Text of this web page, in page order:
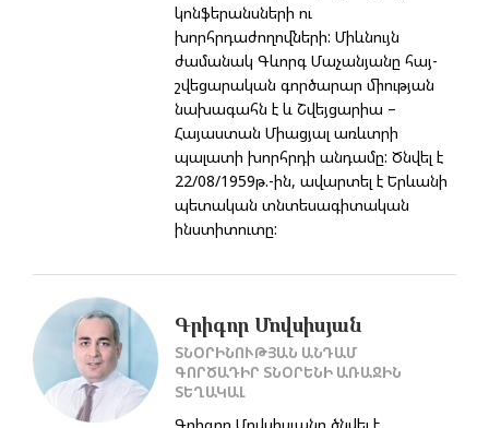
կոնֆերանսների ու
խորհրդաժողովների: Միևնույն
ժամանակ Գևորգ Մաչանյանը հայ-
շվեցարական գործարար միության
նախագահն է և Շվեյցարիա –
Հայաստան Միացյալ առևտրի
պալատի խորհրդի անդամը: Ծնվել է
22/08/1959թ.-ին, ավարտել է Երևանի
պետական տնտեսագիտական
ինստիտուտը:
Գրիգոր Մովսիսյան
ՏՆՕՐԻՆՈՒԹՅԱՆ ԱՆԴԱՄ
ԳՈՐԾԱԴԻՐ ՏՆՕՐԵՆԻ ԱՌԱՋԻՆ
ՏԵՂԱԿԱԼ